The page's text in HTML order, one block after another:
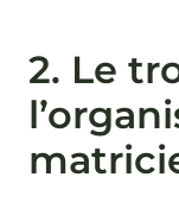
2. Le